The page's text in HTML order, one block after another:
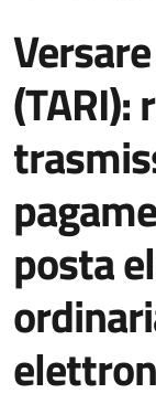
(TARI):
posta